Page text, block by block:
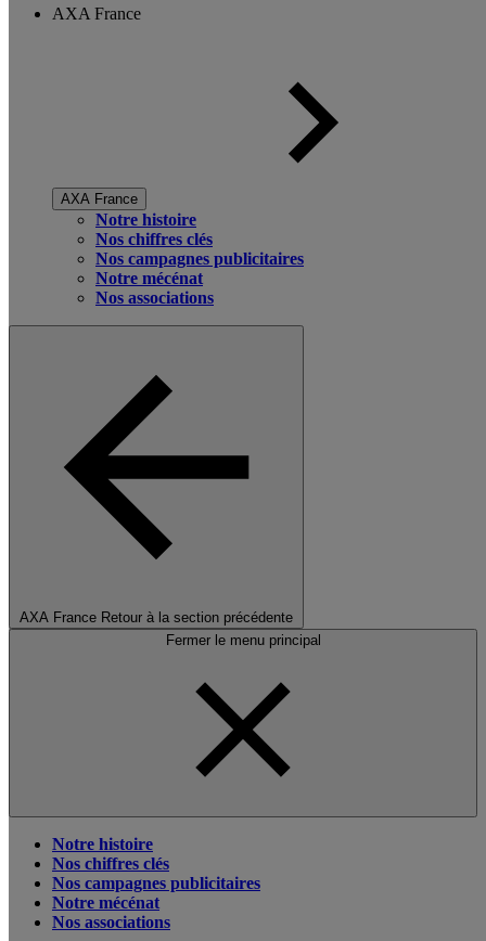
AXA France
AXA France
Notre histoire
Nos chiffres clés
Nos campagnes publicitaires
Notre mécénat
Nos associations
AXA France Retour à la section précédente
Fermer le menu principal
Notre histoire
Nos chiffres clés
Nos campagnes publicitaires
Notre mécénat
Nos associations